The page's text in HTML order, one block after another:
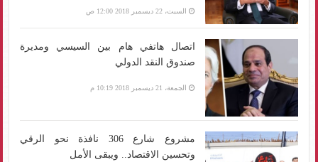
السبت، 22 ديسمبر 2018 12:00 ص
اتصال هاتفي هام بين السيسي ومديرة
صندوق النقد الدولي
الجمعة، 21 ديسمبر 2018 10:19 م
مشروع شارع 306 نافذة نحو الرقي
وتحسين الاقتصاد.. ويبقى الأمل